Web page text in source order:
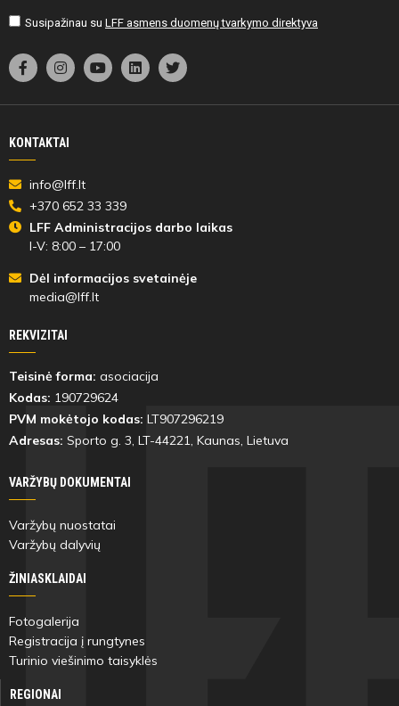
Susipažinau su LFF asmens duomenų tvarkymo direktyva
KONTAKTAI
info@lff.lt
+370 652 33 339
LFF Administracijos darbo laikas
I-V: 8:00 – 17:00
Dėl informacijos svetainėje
media@lff.lt
REKVIZITAI
Teisinė forma: asociacija
Kodas: 190729624
PVM mokėtojo kodas: LT907296219
Adresas: Sporto g. 3, LT-44221, Kaunas, Lietuva
VARŽYBŲ DOKUMENTAI
Varžybų nuostatai
Varžybų dalyvių
ŽINIASKLAIDAI
Fotogalerija
Registracija į rungtynes
Turinio viešinimo taisyklės
REGIONAI